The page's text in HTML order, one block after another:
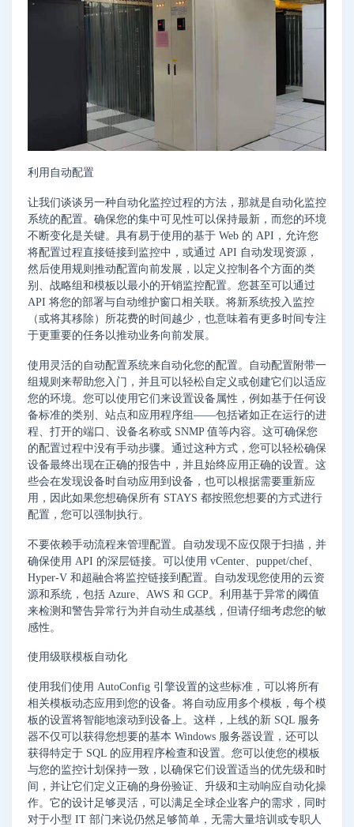
利用自动配置
让我们谈谈另一种自动化监控过程的方法，那就是自动化监控
系统的配置。确保您的集中可见性可以保持最新，而您的环境
不断变化是关键。具有易于使用的基于 Web 的 API，允许您
将配置过程直接链接到监控中，或通过 API 自动发现资源，
然后使用规则推动配置向前发展，以定义控制各个方面的类
别、战略组和模板以最小的开销监控配置。您甚至可以通过
API 将您的部署与自动维护窗口相关联。将新系统投入监控
（或将其移除）所花费的时间越少，也意味着有更多时间专注
于更重要的任务以推动业务向前发展。
使用灵活的自动配置系统来自动化您的配置。自动配置附带一
组规则来帮助您入门，并且可以轻松自定义或创建它们以适应
您的环境。您可以使用它们来设置设备属性，例如基于任何设
备标准的类别、站点和应用程序组——包括诸如正在运行的进
程、打开的端口、设备名称或 SNMP 值等内容。这可确保您
的配置过程中没有手动步骤。通过这种方式，您可以轻松确保
设备最终出现在正确的报告中，并且始终应用正确的设置。这
些会在发现设备时自动应用到设备，也可以根据需要重新应
用，因此如果您想确保所有 STAYS 都按照您想要的方式进行
配置，您可以强制执行。
不要依赖手动流程来管理配置。自动发现不应仅限于扫描，并
确保使用 API 的深层链接。可以使用 vCenter、puppet/chef、
Hyper-V 和超融合将监控链接到配置。自动发现您使用的云资
源和系统，包括 Azure、AWS 和 GCP。利用基于异常的阈值
来检测和警告异常行为并自动生成基线，但请仔细考虑您的敏
感性。
使用级联模板自动化
使用我们使用 AutoConfig 引擎设置的这些标准，可以将所有
相关模板动态应用到您的设备。将自动应用多个模板，每个模
板的设置将智能地滚动到设备上。这样，上线的新 SQL 服务
器不仅可以获得您想要的基本 Windows 服务器设置，还可以
获得特定于 SQL 的应用程序检查和设置。您可以使您的模板
与您的监控计划保持一致，以确保它们设置适当的优先级和时
间，并让它们定义正确的身份验证、升级和主动响应自动化操
作。它的设计足够灵活，可以满足全球企业客户的需求，同时
对于小型 IT 部门来说仍然足够简单，无需大量培训或专职人